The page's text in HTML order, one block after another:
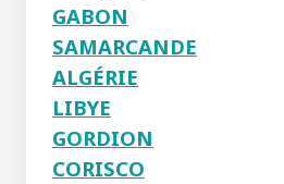
GABON
SAMARCANDE
ALGÉRIE
LIBYE
GORDION
CORISCO